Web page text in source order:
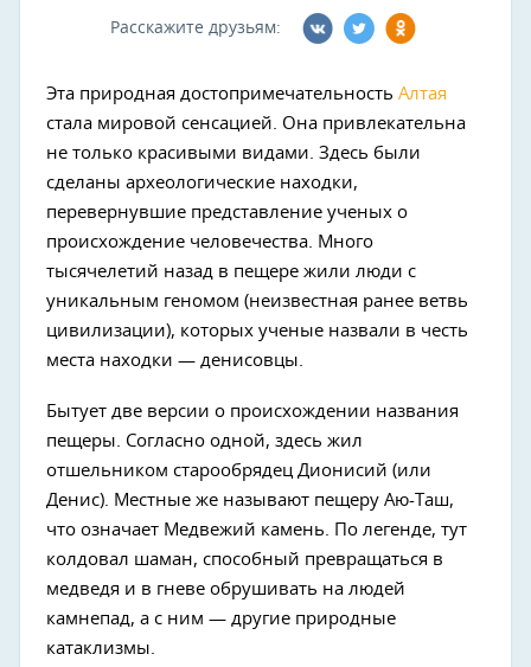
Расскажите друзьям:
Эта природная достопримечательность Алтая
стала мировой сенсацией. Она привлекательна
не только красивыми видами. Здесь были
сделаны археологические находки,
перевернувшие представление ученых о
происхождение человечества. Много
тысячелетий назад в пещере жили люди с
уникальным геномом (неизвестная ранее ветвь
цивилизации), которых ученые назвали в честь
места находки — денисовцы.
Бытует две версии о происхождении названия
пещеры. Согласно одной, здесь жил
отшельником старообрядец Дионисий (или
Денис). Местные же называют пещеру Аю-Таш,
что означает Медвежий камень. По легенде, тут
колдовал шаман, способный превращаться в
медведя и в гневе обрушивать на людей
камнепад, а с ним — другие природные
катаклизмы.